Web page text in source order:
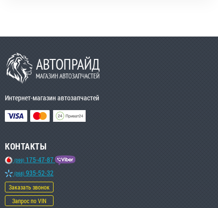
Интернет-магазин автозапчастей
КОНТАКТЫ
(099) 175-47-87
(068) 935-52-32
Заказать звонок
Запрос по VIN